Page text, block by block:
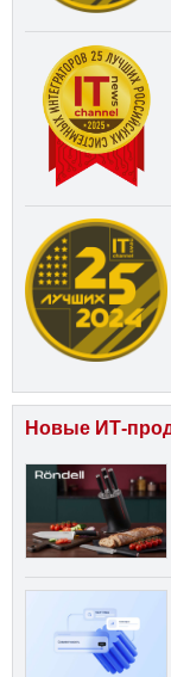
Новые ИТ-